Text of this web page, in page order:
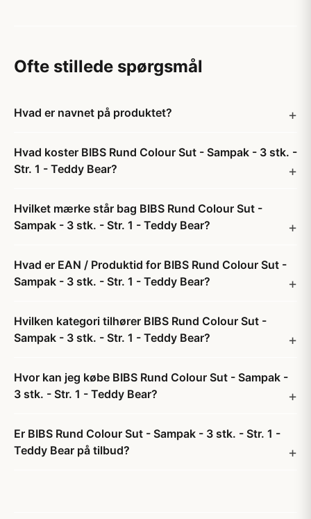
Ofte stillede spørgsmål
Hvad er navnet på produktet?
Hvad koster BIBS Rund Colour Sut - Sampak - 3 stk. -
Str. 1 - Teddy Bear?
Hvilket mærke står bag BIBS Rund Colour Sut -
Sampak - 3 stk. - Str. 1 - Teddy Bear?
Hvad er EAN / Produktid for BIBS Rund Colour Sut -
Sampak - 3 stk. - Str. 1 - Teddy Bear?
Hvilken kategori tilhører BIBS Rund Colour Sut -
Sampak - 3 stk. - Str. 1 - Teddy Bear?
Hvor kan jeg købe BIBS Rund Colour Sut - Sampak -
3 stk. - Str. 1 - Teddy Bear?
Er BIBS Rund Colour Sut - Sampak - 3 stk. - Str. 1 -
Teddy Bear på tilbud?